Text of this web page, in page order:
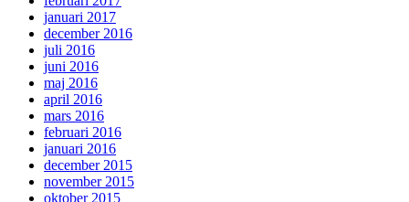
januari 2017
december 2016
juli 2016
juni 2016
maj 2016
april 2016
mars 2016
februari 2016
januari 2016
december 2015
november 2015
oktober 2015